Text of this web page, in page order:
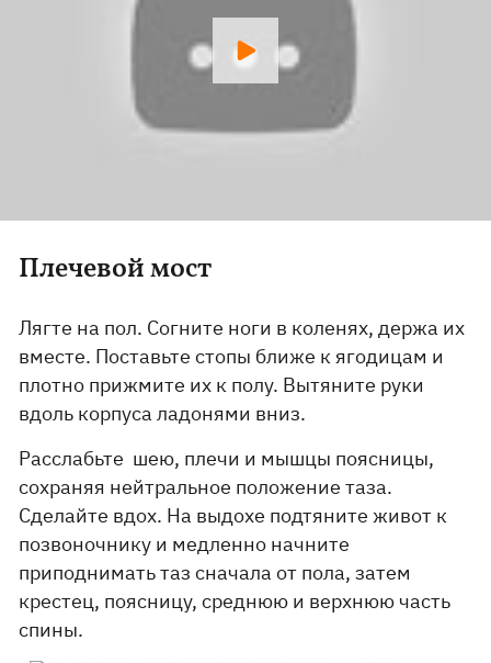
Плечевой мост
Лягте на пол. Согните ноги в коленях, держа их
вместе. Поставьте стопы ближе к ягодицам и
плотно прижмите их к полу. Вытяните руки
вдоль корпуса ладонями вниз.
Расслабьте шею, плечи и мышцы поясницы,
сохраняя нейтральное положение таза.
Сделайте вдох. На выдохе подтяните живот к
позвоночнику и медленно начните
приподнимать таз сначала от пола, затем
крестец, поясницу, среднюю и верхнюю часть
спины.